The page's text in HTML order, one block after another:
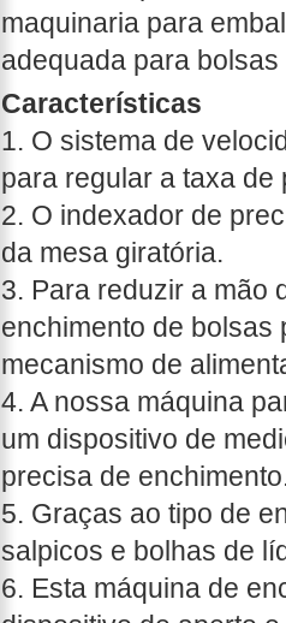
maquinaria para
adequada para
Características
1. O sistema de
para regular a taxa de
2. O indexador de
da mesa giratória.
3. Para reduzir a mão
enchimento de bolsas
mecanismo de
4. A nossa máquina
um dispositivo de
precisa de
5. Graças ao tipo de
salpicos e bolhas de
6. Esta máquina de